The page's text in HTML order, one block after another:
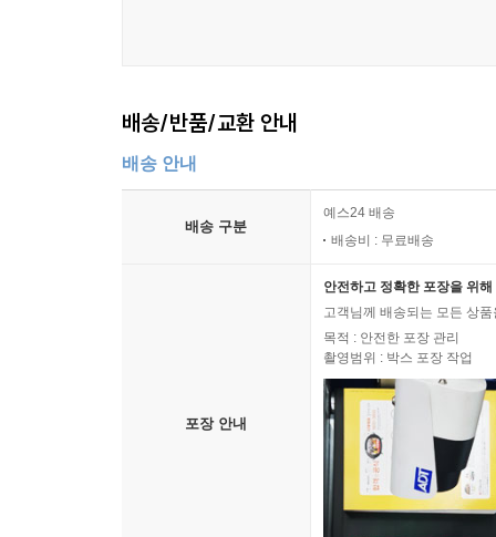
배송/반품/교환 안내
배송 안내
배송 구분
예스24 배송
배송비 : 무료배송
포장 안내
안전하고 정확한 포장을 위
고객님께 배송되는 모든 상
목적 : 안전한 포장 관리
촬영범위 : 박스 포장 작업